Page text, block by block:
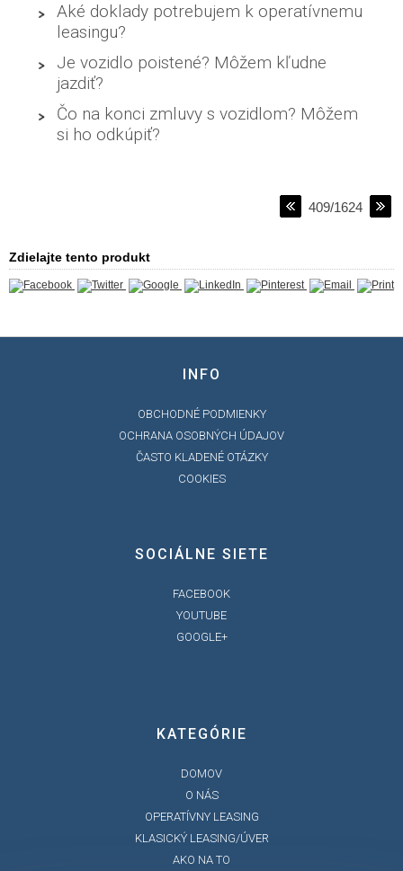
Aké doklady potrebujem k operatívnemu
leasingu?
Je vozidlo poistené? Môžem kľudne
jazdiť?
Čo na konci zmluvy s vozidlom? Môžem
si ho odkúpiť?
409/1624
Zdielajte tento produkt
INFO
OBCHODNÉ PODMIENKY
OCHRANA OSOBNÝCH ÚDAJOV
ČASTO KLADENÉ OTÁZKY
COOKIES
SOCIÁLNE SIETE
FACEBOOK
YOUTUBE
GOOGLE+
KATEGÓRIE
DOMOV
O NÁS
OPERATÍVNY LEASING
KLASICKÝ LEASING/ÚVER
AKO NA TO